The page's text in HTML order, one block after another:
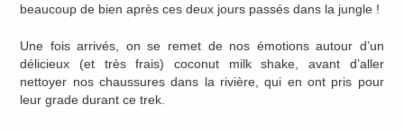
beaucoup de bien après ces deux jours passés dans la jungle !
Une fois arrivés, on se remet de nos émotions autour d’un
délicieux (et très frais) coconut milk shake, avant d’aller
nettoyer nos chaussures dans la rivière, qui en ont pris pour
leur grade durant ce trek.